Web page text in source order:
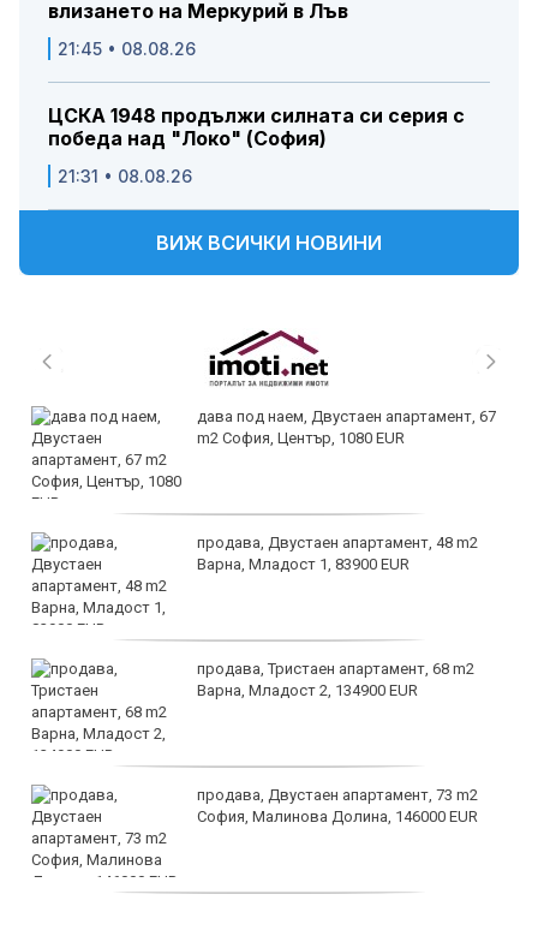
влизането на Меркурий в Лъв
21:45 • 08.08.26
ЦСКА 1948 продължи силната си серия с
победа над "Локо" (София)
21:31 • 08.08.26
ВИЖ ВСИЧКИ НОВИНИ
дава под наем, Двустаен апартамент, 67
m2 София, Център, 1080 EUR
продава, Двустаен апартамент, 48 m2
Варна, Младост 1, 83900 EUR
продава, Тристаен апартамент, 68 m2
Варна, Младост 2, 134900 EUR
продава, Двустаен апартамент, 73 m2
София, Малинова Долина, 146000 EUR